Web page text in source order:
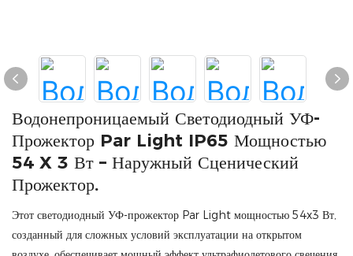
Водонепроницаемый Светодиодный УФ-
Прожектор Par Light IP65 Мощностью
54 X 3 Вт – Наружный Сценический
Прожектор.
Этот светодиодный УФ-прожектор Par Light мощностью 54x3 Вт,
созданный для сложных условий эксплуатации на открытом